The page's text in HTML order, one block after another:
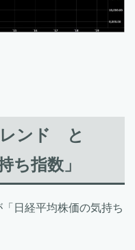
レンド と
ち指数」
日経平均株価の気持ち